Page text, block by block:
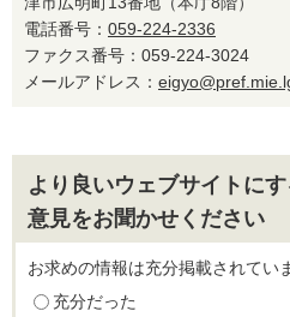
電話番号： 059-224-2336
ファクス番号：059-224-3024
メールアドレス：
より良いウェブサイトに
意見をお聞かせください
お求めの情報は充分掲載されてい
充分だった